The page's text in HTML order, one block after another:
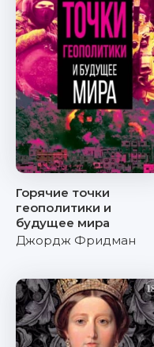
Горячие точки
геополитики и
будущее мира
Джордж Фридман